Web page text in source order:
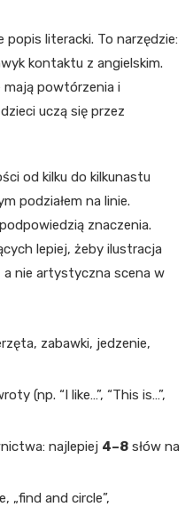
literacki. To narzędzie:
kontaktu z angielskim.
mają powtórzenia i
uczą się przez
od kilku do kilkunastu
podziałem na linie.
znaczenia.
lepiej, żeby ilustracja
a nie artystyczna scena w
zabawki, jedzenie,
(np. “I like…”, “This is…”,
najlepiej 4–8 słów na
„find and circle”,